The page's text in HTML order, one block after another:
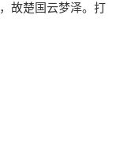
故楚国云梦泽。打